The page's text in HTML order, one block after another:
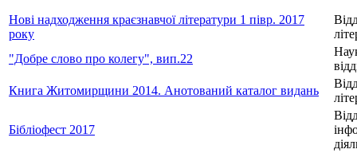
Нові надходження краєзнавчої літератури 1 півр. 2017
року
"Добре слово про колегу", вип.22
Книга Житомирщини 2014. Анотований каталог видань
Бібліофест 2017